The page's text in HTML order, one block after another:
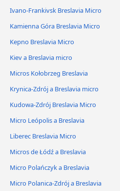
Ivano-Frankivsk Breslavia Micro
Kamienna Góra Breslavia Micro
Kepno Breslavia Micro
Kiev a Breslavia micro
Micros Kołobrzeg Breslavia
Krynica-Zdrój a Breslavia micro
Kudowa-Zdrój Breslavia Micro
Micro Leópolis a Breslavia
Liberec Breslavia Micro
Micros de Łódź a Breslavia
Micro Polańczyk a Breslavia
Micro Polanica-Zdrój a Breslavia